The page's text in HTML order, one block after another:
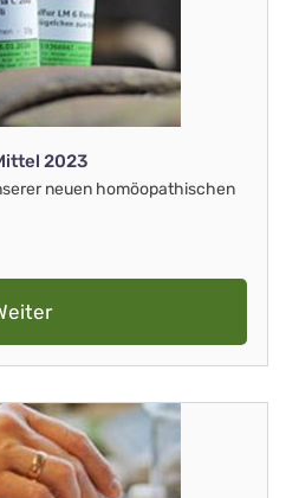
2023
neuen homöopathischen